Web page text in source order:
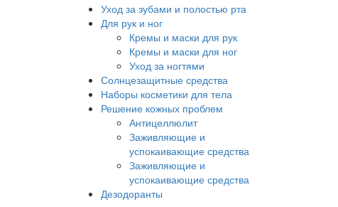
Уход за зубами и полостью рта
Для рук и ног
Кремы и маски для рук
Кремы и маски для ног
Уход за ногтями
Солнцезащитные средства
Наборы косметики для тела
Решение кожных проблем
Антицеллюлит
Заживляющие и
успокаивающие средства
Заживляющие и
успокаивающие средства
Дезодоранты